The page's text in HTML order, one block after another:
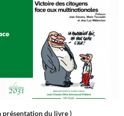
présentation du livre )